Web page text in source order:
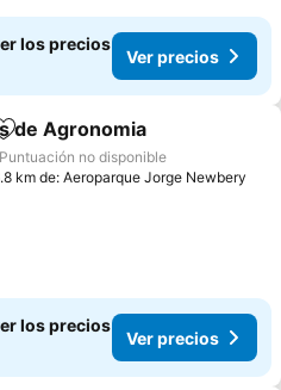
los precios
Ver precios
Añadir a favoritos
de Agronomia
Puntuación no disponible
km de: Aeroparque Jorge Newbery
los precios
Ver precios